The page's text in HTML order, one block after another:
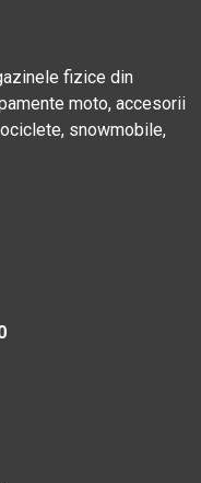
fizice din
moto, accesorii
snowmobile,